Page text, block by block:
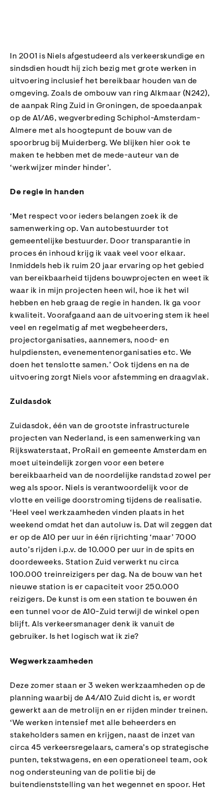
In 2001 is Niels afgestudeerd als verkeerskundige en
sindsdien houdt hij zich bezig met grote werken in
uitvoering inclusief het bereikbaar houden van de
omgeving. Zoals de ombouw van ring Alkmaar (N242),
de aanpak Ring Zuid in Groningen, de spoedaanpak
op de A1/A6, wegverbreding Schiphol-Amsterdam-
Almere met als hoogtepunt de bouw van de
spoorbrug bij Muiderberg. We blijken hier ook te
maken te hebben met de mede-auteur van de
‘werkwijzer minder hinder’.
De regie in handen
‘Met respect voor ieders belangen zoek ik de
samenwerking op. Van autobestuurder tot
gemeentelijke bestuurder. Door transparantie in
proces én inhoud krijg ik vaak veel voor elkaar.
Inmiddels heb ik ruim 20 jaar ervaring op het gebied
van bereikbaarheid tijdens bouwprojecten en weet ik
waar ik in mijn projecten heen wil, hoe ik het wil
hebben en heb graag de regie in handen. Ik ga voor
kwaliteit. Voorafgaand aan de uitvoering stem ik heel
veel en regelmatig af met wegbeheerders,
projectorganisaties, aannemers, nood- en
hulpdiensten, evenementenorganisaties etc. We
doen het tenslotte samen.’ Ook tijdens en na de
uitvoering zorgt Niels voor afstemming en draagvlak.
Zuidasdok
Zuidasdok, één van de grootste infrastructurele
projecten van Nederland, is een samenwerking van
Rijkswaterstaat, ProRail en gemeente Amsterdam en
moet uiteindelijk zorgen voor een betere
bereikbaarheid van de noordelijke randstad zowel per
weg als spoor. Niels is verantwoordelijk voor de
vlotte en veilige doorstroming tijdens de realisatie.
‘Heel veel werkzaamheden vinden plaats in het
weekend omdat het dan autoluw is. Dat wil zeggen dat
er op de A10 per uur in één rijrichting ‘maar’ 7000
auto’s rijden i.p.v. de 10.000 per uur in de spits en
doordeweeks. Station Zuid verwerkt nu circa
100.000 treinreizigers per dag. Na de bouw van het
nieuwe station is er capaciteit voor 250.000
reizigers. De kunst is om een station te bouwen én
een tunnel voor de A10-Zuid terwijl de winkel open
blijft. Als verkeersmanager denk ik vanuit de
gebruiker. Is het logisch wat ik zie?
Wegwerkzaamheden
Deze zomer staan er 3 weken werkzaamheden op de
planning waarbij de A4/A10 Zuid dicht is, er wordt
gewerkt aan de metrolijn en er rijden minder treinen.
‘We werken intensief met alle beheerders en
stakeholders samen en krijgen, naast de inzet van
circa 45 verkeersregelaars, camera’s op strategische
punten, tekstwagens, en een operationeel team, ook
nog ondersteuning van de politie bij de
buitendienststelling van het wegennet en spoor. Het